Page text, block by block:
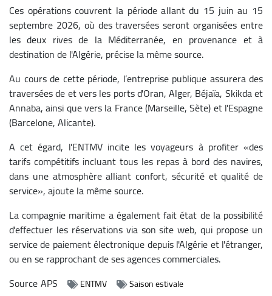
Ces opérations couvrent la période allant du 15 juin au 15
septembre 2026, où des traversées seront organisées entre
les deux rives de la Méditerranée, en provenance et à
destination de l'Algérie, précise la même source.
Au cours de cette période, l’entreprise publique assurera des
traversées de et vers les ports d'Oran, Alger, Béjaïa, Skikda et
Annaba, ainsi que vers la France (Marseille, Sète) et l'Espagne
(Barcelone, Alicante).
A cet égard, l'ENTMV incite les voyageurs à profiter «des
tarifs compétitifs incluant tous les repas à bord des navires,
dans une atmosphère alliant confort, sécurité et qualité de
service», ajoute la même source.
La compagnie maritime a également fait état de la possibilité
d'effectuer les réservations via son site web, qui propose un
service de paiement électronique depuis l'Algérie et l'étranger,
ou en se rapprochant de ses agences commerciales.
SourceAPS ENTMV Saison estivale